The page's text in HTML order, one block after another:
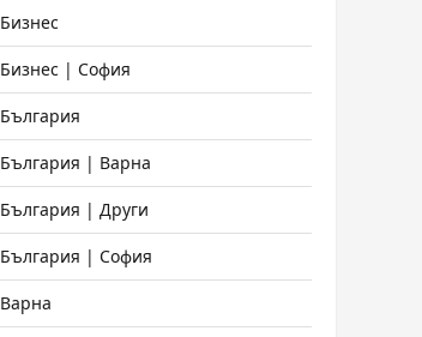
Бизнес
Бизнес | София
България
България | Варна
България | Други
България | София
Варна